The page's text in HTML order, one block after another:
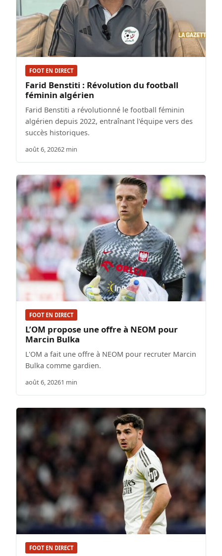
FOOT EN DIRECT
Farid Benstiti : Révolution du football
féminin algérien
Farid Benstiti a révolutionné le football féminin
algérien depuis 2022, entraînant l'équipe vers des
succès historiques.
août 6, 20262 min
FOOT EN DIRECT
L’OM propose une offre à NEOM pour
Marcin Bulka
L'OM a fait une offre à NEOM pour recruter Marcin
Bulka comme gardien.
août 6, 20261 min
FOOT EN DIRECT